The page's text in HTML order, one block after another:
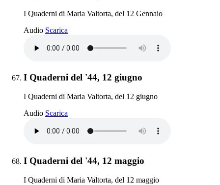
I Quaderni di Maria Valtorta, del 12 Gennaio
Audio Scarica
Elemento 67:
I Quaderni del '44, 12 giugno
I Quaderni di Maria Valtorta, del 12 giugno
Audio Scarica
Elemento 68:
I Quaderni del '44, 12 maggio
I Quaderni di Maria Valtorta, del 12 maggio